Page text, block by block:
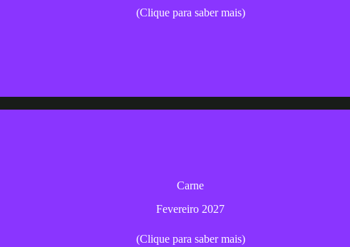
(Clique para saber mais)
Carne
Fevereiro 2027
(Clique para saber mais)
Descubra os segredos de pratos de carne perfeitamente preparados